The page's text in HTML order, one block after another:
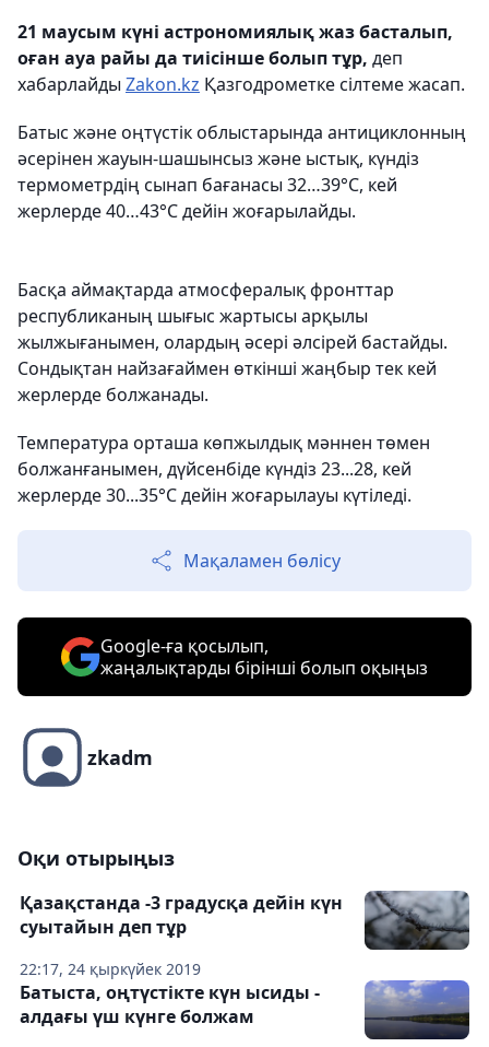
21 маусым күні астрономиялық жаз басталып,
оған ауа райы да тиісінше болып тұр, деп
хабарлайды Zakon.kz Қазгодрометке сілтеме жасап.
Батыс және оңтүстік облыстарында антициклонның
әсерінен жауын-шашынсыз және ыстық, күндіз
термометрдің сынап бағанасы 32…39°С, кей
жерлерде 40…43°С дейін жоғарылайды.
Басқа аймақтарда атмосфералық фронттар
республиканың шығыс жартысы арқылы
жылжығанымен, олардың әсері әлсірей бастайды.
Сондықтан найзағаймен өткінші жаңбыр тек кей
жерлерде болжанады.
Температура орташа көпжылдық мәннен төмен
болжанғанымен, дүйсенбіде күндіз 23...28, кей
жерлерде 30...35°С дейін жоғарылауы күтіледі.
Мақаламен бөлісу
Google-ға қосылып,
жаңалықтарды бірінші болып оқыңыз
zkadm
Оқи отырыңыз
22:17, 24 қыркүйек 2019
Қазақстанда -3 градусқа дейін күн
суытайын деп тұр
Батыста, оңтүстікте күн ысиды -
алдағы үш күнге болжам